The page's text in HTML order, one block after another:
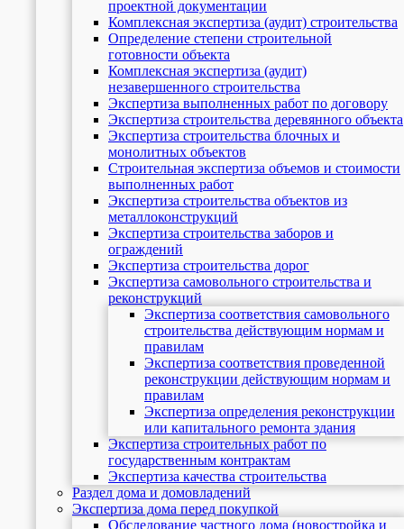
проектной документации
Комплексная экспертиза (аудит) строительства
Определение степени строительной
готовности объекта
Комплексная экспертиза (аудит)
незавершенного строительства
Экспертиза выполненных работ по договору
Экспертиза строительства деревянного объекта
Экспертиза строительства блочных и
монолитных объектов
Cтроительная экспертиза объемов и стоимости
выполненных работ
Экспертиза строительства объектов из
металлоконструкций
Экспертиза строительства заборов и
ограждений
Экспертиза строительства дорог
Экспертиза самовольного строительства и
реконструкций
Экспертиза соответствия самовольного
строительства действующим нормам и
правилам
Экспертиза соответствия проведенной
реконструкции действующим нормам и
правилам
Экспертиза определения реконструкции
или капитального ремонта здания
Экспертиза строительных работ по
государственным контрактам
Экспертиза качества строительства
Раздел дома и домовладений
Экспертиза дома перед покупкой
Обследование частного дома (новостройка и